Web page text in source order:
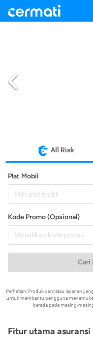
All Risk
Plat Mobil
Pilih plat mobil
Kode Promo (Opsional)
Cari
Perhatian: Produk dan/atau layanan
untuk membantu pengguna
berada pada masing-
Fitur utama